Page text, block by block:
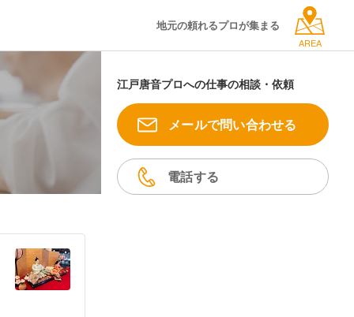
地元の頼れるプロが集まる
AREA
江戸唐音プロへの仕事の相談・依頼
メールで問い合わせる
電話する